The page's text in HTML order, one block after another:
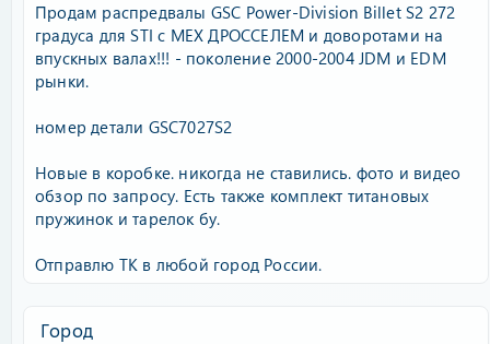
Продам распредвалы GSC Power-Division Billet S2 272
градуса для STI c МЕХ ДРОССЕЛЕМ и доворотами на
впускных валах!!! - поколение 2000-2004 JDM и EDM
рынки.
номер детали GSC7027S2
Новые в коробке. никогда не ставились. фото и видео
обзор по запросу. Есть также комплект титановых
пружинок и тарелок бу.
Отправлю ТК в любой город России.
Город